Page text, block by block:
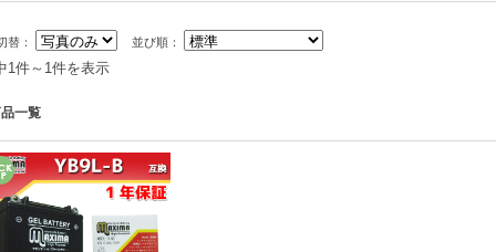
替： 並び順：
1件～1件を表示
一覧